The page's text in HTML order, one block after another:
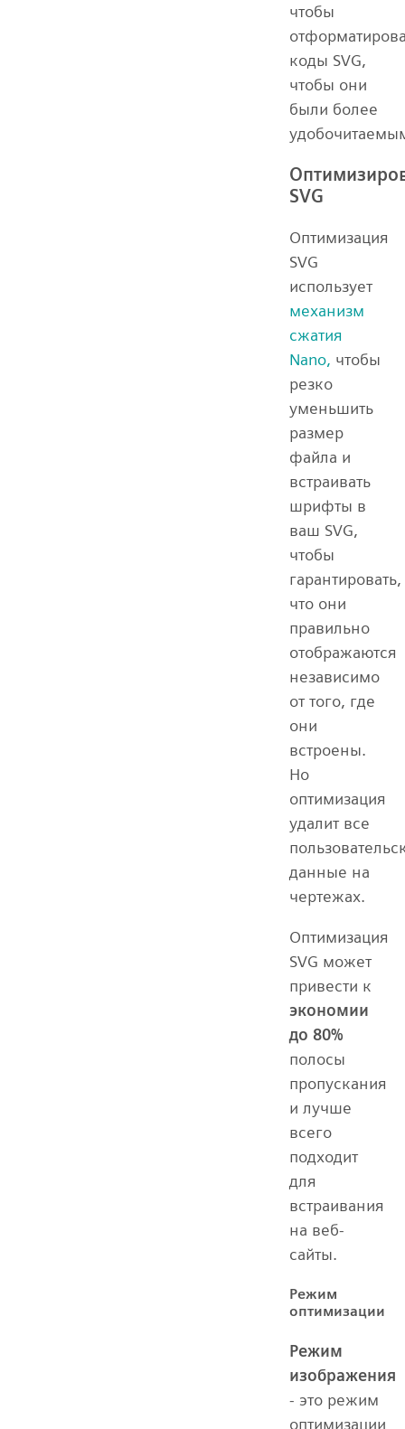
чтобы
коды SVG,
чтобы они
были более
SVG
Оптимизация
SVG
использует
механизм
сжатия
Nano, чтобы
резко
уменьшить
размер
файла и
встраивать
шрифты в
ваш SVG,
чтобы
гарантировать,
что они
правильно
отображаются
независимо
от того, где
они
встроены.
Но
оптимизация
удалит все
данные на
чертежах.
Оптимизация
SVG может
привести к
экономии
до 80%
полосы
пропускания
и лучше
всего
подходит
для
встраивания
на веб-
сайты.
Режим
оптимизации
Режим
изображения
- это режим
оптимизации